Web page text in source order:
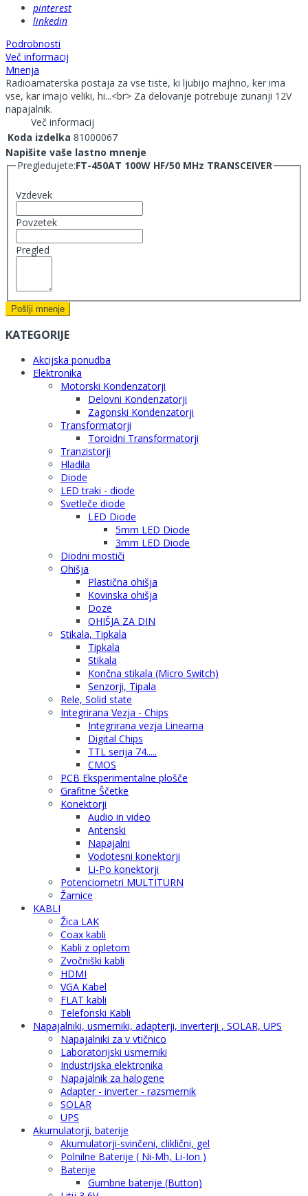
pinterest
linkedin
Podrobnosti
Več informacij
Mnenja
Radioamaterska postaja za vse tiste, ki ljubijo majhno, ker ima
vse, kar imajo veliki, hi...<br> Za delovanje potrebuje zunanji 12V
napajalnik.
Več informacij
Koda izdelka 81000067
Napišite vaše lastno mnenje
Pregledujete:FT-450AT 100W HF/50 MHz TRANSCEIVER
Vzdevek
Povzetek
Pregled
Pošlji mnenje
KATEGORIJE
Akcijska ponudba
Elektronika
Motorski Kondenzatorji
Delovni Kondenzatorji
Zagonski Kondenzatorji
Transformatorji
Toroidni Transformatorji
Tranzistorji
Hladila
Diode
LED traki - diode
Svetleče diode
LED Diode
5mm LED Diode
3mm LED Diode
Diodni mostiči
Ohišja
Plastična ohišja
Kovinska ohišja
Doze
OHIŠJA ZA DIN
Stikala, Tipkala
Tipkala
Stikala
Končna stikala (Micro Switch)
Senzorji, Tipala
Rele, Solid state
Integrirana Vezja - Chips
Integrirana vezja Linearna
Digital Chips
TTL serija 74.....
CMOS
PCB Eksperimentalne plošče
Grafitne Ščetke
Konektorji
Audio in video
Antenski
Napajalni
Vodotesni konektorji
Li-Po konektorji
Potenciometri MULTITURN
Žarnice
KABLI
Žica LAK
Coax kabli
Kabli z opletom
Zvočniški kabli
HDMI
VGA Kabel
FLAT kabli
Telefonski Kabli
Napajalniki, usmerniki, adapterji, inverterji , SOLAR, UPS
Napajalniki za v vtičnico
Laboratorijski usmerniki
Industrijska elektronika
Napajalnik za halogene
Adapter - inverter - razsmernik
SOLAR
UPS
Akumulatorji, baterije
Akumulatorji-svinčeni, cliklični, gel
Polnilne Baterije ( Ni-Mh, Li-Ion )
Baterije
Gumbne baterije (Button)